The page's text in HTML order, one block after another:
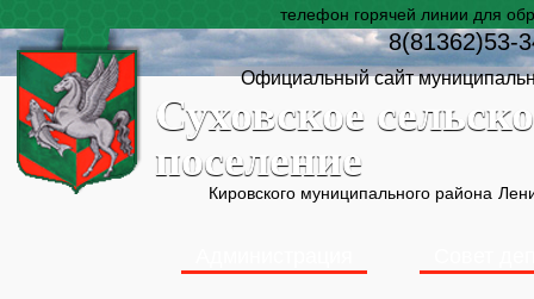
телефон горячей линии для
8(81362)53-
Официальный сайт
Суховское
поселение
Кировского муниципального района